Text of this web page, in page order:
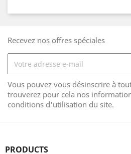
Recevez nos offres spéciales
Vous pouvez vous désinscrire à
trouverez pour cela nos
conditions d'utilisation du site.
PRODUCTS